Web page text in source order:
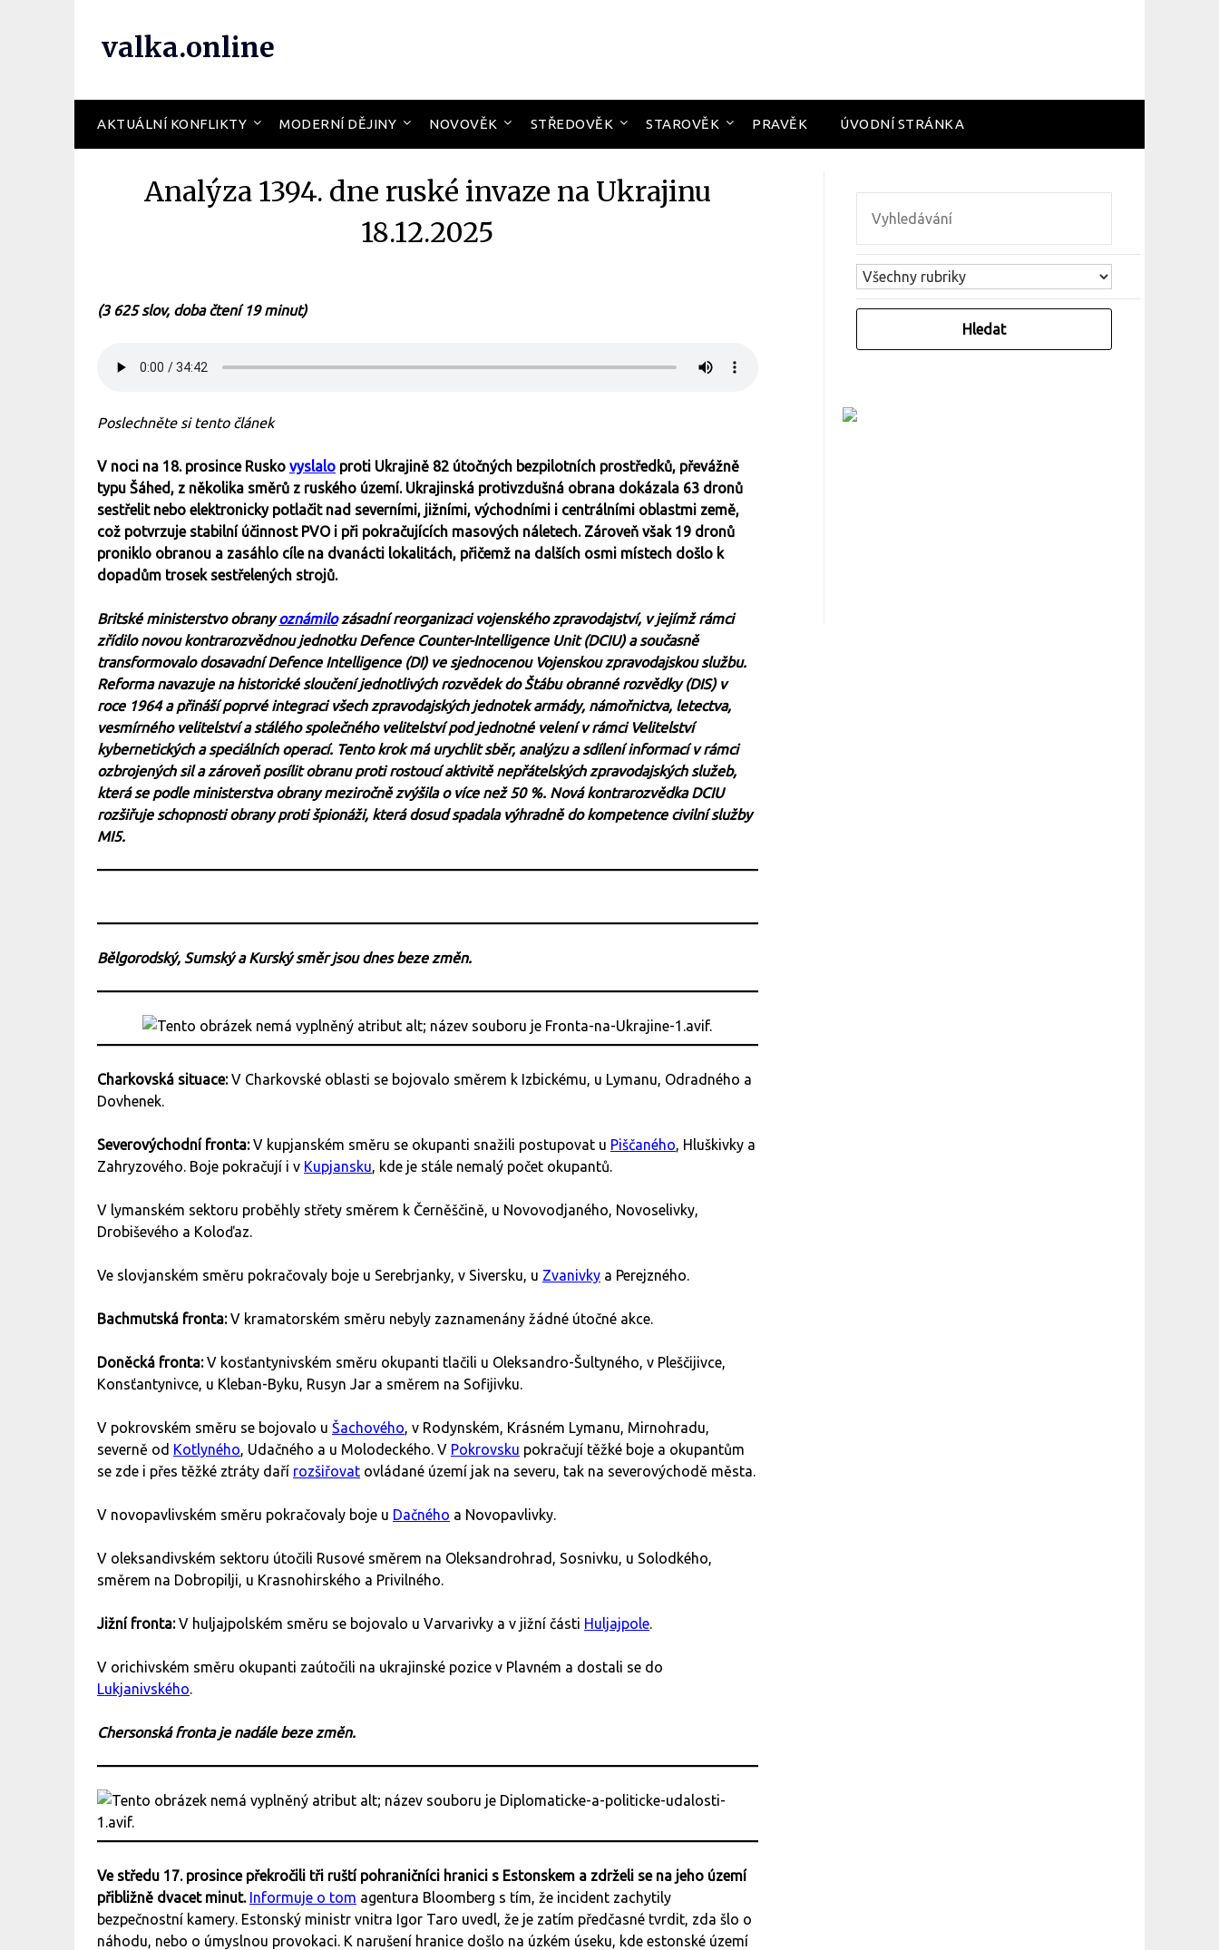
valka.online
AKTUÁLNÍ KONFLIKTY MODERNÍ DĚJINY NOVOVĚK STŘEDOVĚK STAROVĚK PRAVĚK ÚVODNÍ STRÁNKA
Analýza 1394. dne ruské invaze na Ukrajinu
18.12.2025
(3 625 slov, doba čtení 19 minut)
Poslechněte si tento článek
V noci na 18. prosince Rusko vyslalo proti Ukrajině 82 útočných bezpilotních prostředků, převážně
typu Šáhed, z několika směrů z ruského území. Ukrajinská protivzdušná obrana dokázala 63 dronů
sestřelit nebo elektronicky potlačit nad severními, jižními, východními i centrálními oblastmi země,
což potvrzuje stabilní účinnost PVO i při pokračujících masových náletech. Zároveň však 19 dronů
proniklo obranou a zasáhlo cíle na dvanácti lokalitách, přičemž na dalších osmi místech došlo k
dopadům trosek sestřelených strojů.
Britské ministerstvo obranyoznámilozásadní reorganizaci vojenského zpravodajství, v jejímž rámci
zřídilo novou kontrarozvědnou jednotku Defence Counter-Intelligence Unit (DCIU) a současně
transformovalo dosavadní Defence Intelligence (DI) ve sjednocenou Vojenskou zpravodajskou službu.
Reforma navazuje na historické sloučení jednotlivých rozvědek do Štábu obranné rozvědky (DIS) v
roce 1964 a přináší poprvé integraci všech zpravodajských jednotek armády, námořnictva, letectva,
vesmírného velitelství a stálého společného velitelství pod jednotné velení v rámci Velitelství
kybernetických a speciálních operací. Tento krok má urychlit sběr, analýzu a sdílení informací v rámci
ozbrojených sil a zároveň posílit obranu proti rostoucí aktivitě nepřátelských zpravodajských služeb,
která se podle ministerstva obrany meziročně zvýšila o více než 50 %. Nová kontrarozvědka DCIU
rozšiřuje schopnosti obrany proti špionáži, která dosud spadala výhradně do kompetence civilní služby
MI5.
Bělgorodský, Sumský a Kurský směr jsou dnes beze změn.
Charkovská situace:V Charkovské oblasti se bojovalo směrem k Izbickému, u Lymanu, Odradného a
Dovhenek.
Severovýchodní fronta:V kupjanském směru se okupanti snažili postupovat u Piščaného, Hluškivky a
Zahryzového. Boje pokračují i v Kupjansku, kde je stále nemalý počet okupantů.
V lymanském sektoru proběhly střety směrem k Černěščině, u Novovodjaného, Novoselivky,
Drobiševého a Koloďaz.
Ve slovjanském směru pokračovaly boje u Serebrjanky, v Siversku, u Zvanivky a Perejzného.
Bachmutská fronta:V kramatorském směru nebyly zaznamenány žádné útočné akce.
Doněcká fronta:V kosťantynivském směru okupanti tlačili u Oleksandro-Šultyného, v Pleščijivce,
Konsťantynivce, u Kleban-Byku, Rusyn Jar a směrem na Sofijivku.
V pokrovském směru se bojovalo u Šachového, v Rodynském, Krásném Lymanu, Mirnohradu,
severně od Kotlyného, Udačného a u Molodeckého. V Pokrovsku pokračují těžké boje a okupantům
se zde i přes těžké ztráty daří rozšiřovat ovládané území jak na severu, tak na severovýchodě města.
V novopavlivském směru pokračovaly boje u Dačného a Novopavlivky.
V oleksandivském sektoru útočili Rusové směrem na Oleksandrohrad, Sosnivku, u Solodkého,
směrem na Dobropilji, u Krasnohirského a Privilného.
Jižní fronta:V huljajpolském směru se bojovalo u Varvarivky a v jižní části Huljajpole.
V orichivském směru okupanti zaútočili na ukrajinské pozice v Plavném a dostali se do
Lukjanivského.
Chersonská fronta je nadále beze změn.
Ve středu 17. prosince překročili tři ruští pohraničníci hranici s Estonskem a zdrželi se na jeho území
přibližně dvacet minut. Informuje o tom agentura Bloomberg s tím, že incident zachytily
bezpečnostní kamery. Estonský ministr vnitra Igor Taro uvedl, že je zatím předčasné tvrdit, zda šlo o
náhodu, nebo o úmyslnou provokaci. K narušení hranice došlo na úzkém úseku, kde estonské území